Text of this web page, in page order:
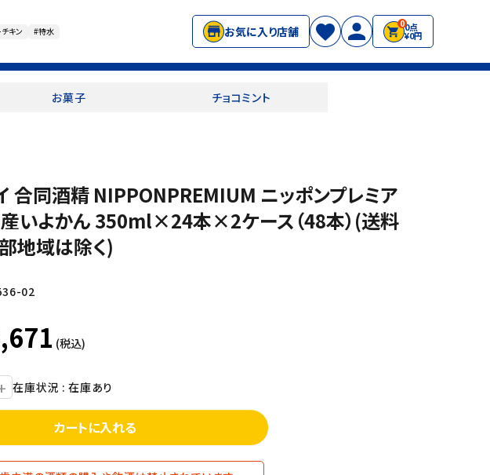
キン #特水 お気に入り店舗
00点
¥0円
お菓子 チョコミント
合同酒精 NIPPONPREMIUM ニッポンプレミア
いよかん 350ml×24本×2ケース（48本）(送料
地域は除く)
02
(税込)
在庫状況 : 在庫あり
カートに入れる